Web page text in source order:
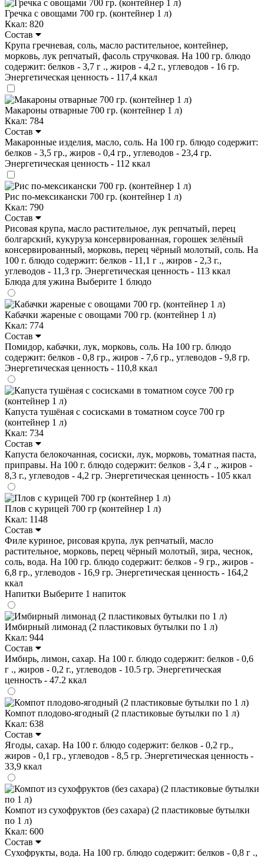
Гречка с овощами 700 гр. (контейнер 1 л)
Ккал: 820
Состав
Крупа гречневая, соль, масло растительное, контейнер,
морковь, лук репчатый, фасоль стручковая. На 100 гр. блюдо
содержит: белков - 3,7 г ., жиров - 4,2 г., углеводов - 16 гр.
Энергетическая ценность - 117,4 ккал
Макароны отварные 700 гр. (контейнер 1 л)
Ккал: 784
Состав
Макаронные изделия, масло, соль. На 100 гр. блюдо содержит:
белков - 3,5 гр., жиров - 0,4 гр., углеводов - 23,4 гр.
Энергетическая ценность - 112 ккал
Рис по-мексикански 700 гр. (контейнер 1 л)
Ккал: 790
Состав
Рисовая крупа, масло растительное, лук репчатый, перец
болгарский, кукуруза консервированная, горошек зелёный
консервированный, морковь, перец чёрный молотый, соль. На
100 г. блюдо содержит: белков - 11,1 г ., жиров - 2,3 г.,
углеводов - 11,3 гр. Энергетическая ценность - 113 ккал
Блюда для ужина Выберите 1 блюдо
Кабачки жареные с овощами 700 гр. (контейнер 1 л)
Ккал: 774
Состав
Помидор, кабачки, лук, морковь, соль. На 100 гр. блюдо
содержит: белков - 0,8 гр., жиров - 7,6 гр., углеводов - 9,8 гр.
Энергетическая ценность - 110,8 ккал
Капуста тушёная с сосисками в томатном соусе 700 гр
(контейнер 1 л)
Ккал: 734
Состав
Капуста белокочанная, сосиски, лук, морковь, томатная паста,
приправы. На 100 г. блюдо содержит: белков - 3,4 г ., жиров -
8,3 г., углеводов - 4,2 гр. Энергетическая ценность - 105 ккал
Плов с курицей 700 гр (контейнер 1 л)
Ккал: 1148
Состав
Филе куриное, рисовая крупа, лук репчатый, масло
растительное, морковь, перец чёрный молотый, зира, чеснок,
соль, вода. На 100 гр. блюдо содержит: белков - 9 гр., жиров -
6,8 гр., углеводов - 16,9 гр. Энергетическая ценность - 164,2
ккал
Напитки Выберите 1 напиток
Имбирный лимонад (2 пластиковых бутылки по 1 л)
Ккал: 944
Состав
Имбирь, лимон, сахар. На 100 г. блюдо содержит: белков - 0,6
г ., жиров - 0,2 г., углеводов - 10.5 гр. Энергетическая
ценность - 47.2 ккал
Компот плодово-ягодный (2 пластиковые бутылки по 1 л)
Ккал: 638
Состав
Ягоды, сахар. На 100 г. блюдо содержит: белков - 0,2 гр.,
жиров - 0,1 гр., углеводов - 8,5 гр. Энергетическая ценность -
33,9 ккал
Компот из сухофруктов (без сахара) (2 пластиковые бутылки
по 1 л)
Ккал: 600
Состав
Сухофрукты, вода. На 100 гр. блюдо содержит: белков - 0,8 г .,